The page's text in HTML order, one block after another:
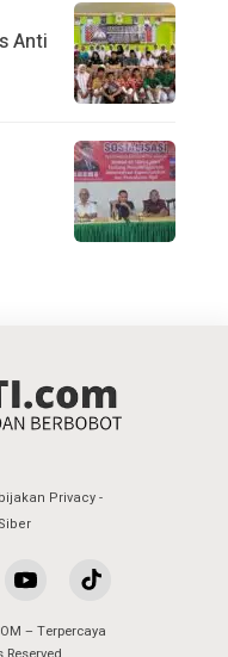
Anti
Privacy
– Terpercaya